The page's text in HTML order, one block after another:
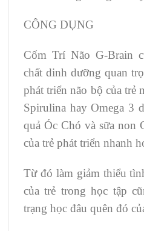
CÔNG DỤNG
Cốm Trí Não G-Brain
chất dinh dưỡng quan
phát triển não bộ của trẻ
Spirulina hay Omega 3
quả Óc Chó và sữa non
của trẻ phát triển nhanh
Từ đó làm giảm thiểu
của trẻ trong học tập
trạng học đâu quên đó